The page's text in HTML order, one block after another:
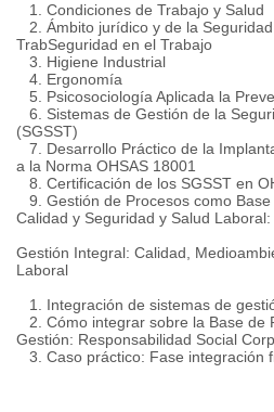
1. Condiciones de Trabajo y Salud
2. Ámbito jurídico y de la
TrabSeguridad en el Trabajo
3. Higiene Industrial
4. Ergonomía
5. Psicosociología Aplicada la
6. Sistemas de Gestión de la
(SGSST)
7. Desarrollo Práctico de la
a la Norma OHSAS 18001
8. Certificación de los SGSST en
9. Gestión de Procesos como
Calidad y Seguridad y Salud
Gestión Integral: Calidad,
Laboral
1. Integración de sistemas de
2. Cómo integrar sobre la Base de
Gestión: Responsabilidad Social
3. Caso práctico: Fase integración